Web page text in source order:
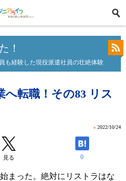
！
も経験した現役派遣社員の壮絶体験
転職！その83 リス
» 2022/10/24
見る 0
まった。絶対にリストラはな